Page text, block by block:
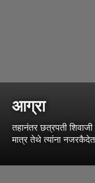
आग्रा
तहानंतर छत्रपती
मात्र तेथे त्यांना